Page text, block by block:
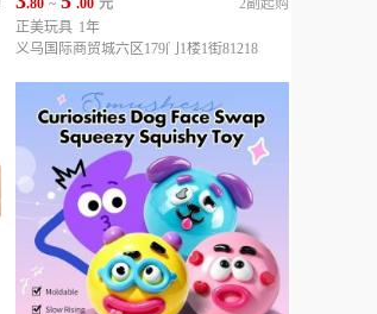
.80 ~ .00 元
2副起购
正美玩具 1年
义乌国际商贸城六区179门1楼1街81218